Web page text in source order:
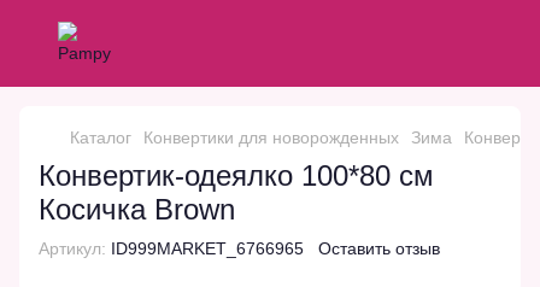
Каталог Конвертики для новорожденных Зима
Конвертик-одеялко 100*80 см
Косичкa Brown
Артикул: ID999MARKET_6766965 Оставить отзыв